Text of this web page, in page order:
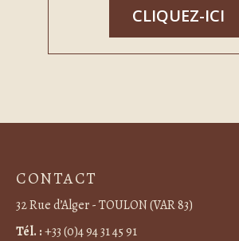
CLIQUEZ-ICI
CONTACT
32 Rue d’Alger - TOULON (VAR 83)
Tél. :+33 (0)4 94 31 45 91